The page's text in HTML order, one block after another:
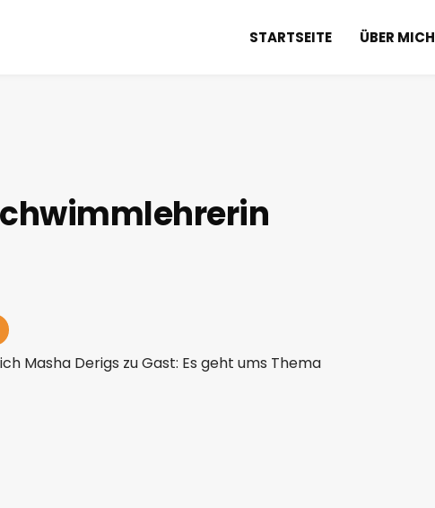
STARTSEITE ÜBER MICH
Masha Derigs zu Gast: Es geht ums Thema